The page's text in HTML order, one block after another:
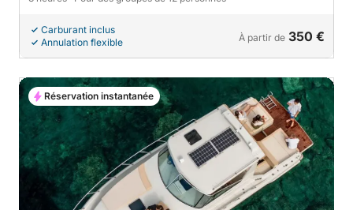
Carburant inclus
Annulation flexible
À partir de 350 €
Réservation instantanée